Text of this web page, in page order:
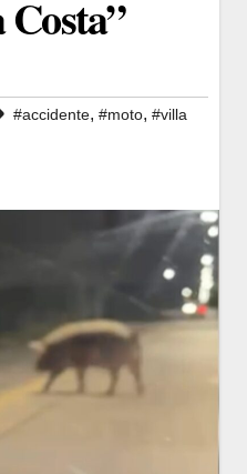
#accidente, #moto, #villa